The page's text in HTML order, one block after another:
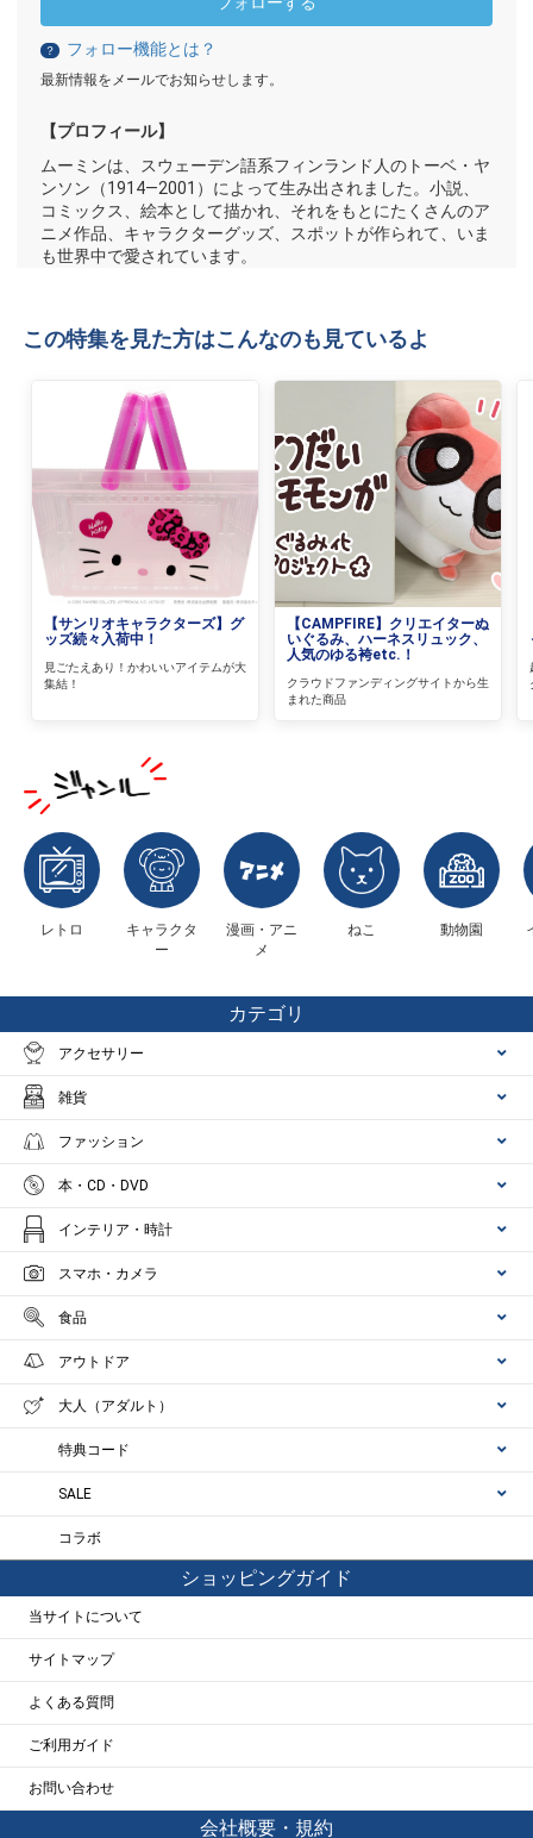
？ フォロー機能とは？
最新情報をメールでお知らせします。
【プロフィール】
ムーミンは、スウェーデン語系フィンランド人のトーベ・ヤ
ンソン（1914—2001）によって生み出されました。小説、
コミックス、絵本として描かれ、それをもとにたくさんのア
ニメ作品、キャラクターグッズ、スポットが作られて、いま
も世界中で愛されています。
この特集を見た方はこんなのも見ているよ
【サンリオキャラクターズ】グ
ッズ続々入荷中！
見ごたえあり！かわいいアイテムが大
集結！
【CAMPFIRE】クリエイターぬ
いぐるみ、ハーネスリュック、
人気のゆる袴etc.！
クラウドファンディングサイトから生
まれた商品
レトロ
キャラクタ
ー
漫画・アニ
メ
ねこ 動物園
カテゴリ
アクセサリー
雑貨
ファッション
本・CD・DVD
インテリア・時計
スマホ・カメラ
食品
アウトドア
大人（アダルト）
特典コード
SALE
コラボ
ショッピングガイド
当サイトについて
サイトマップ
よくある質問
ご利用ガイド
お問い合わせ
会社概要・規約